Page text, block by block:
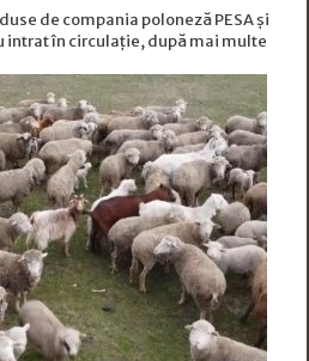
de compania poloneză PESA și
intrat în circulație, după mai multe